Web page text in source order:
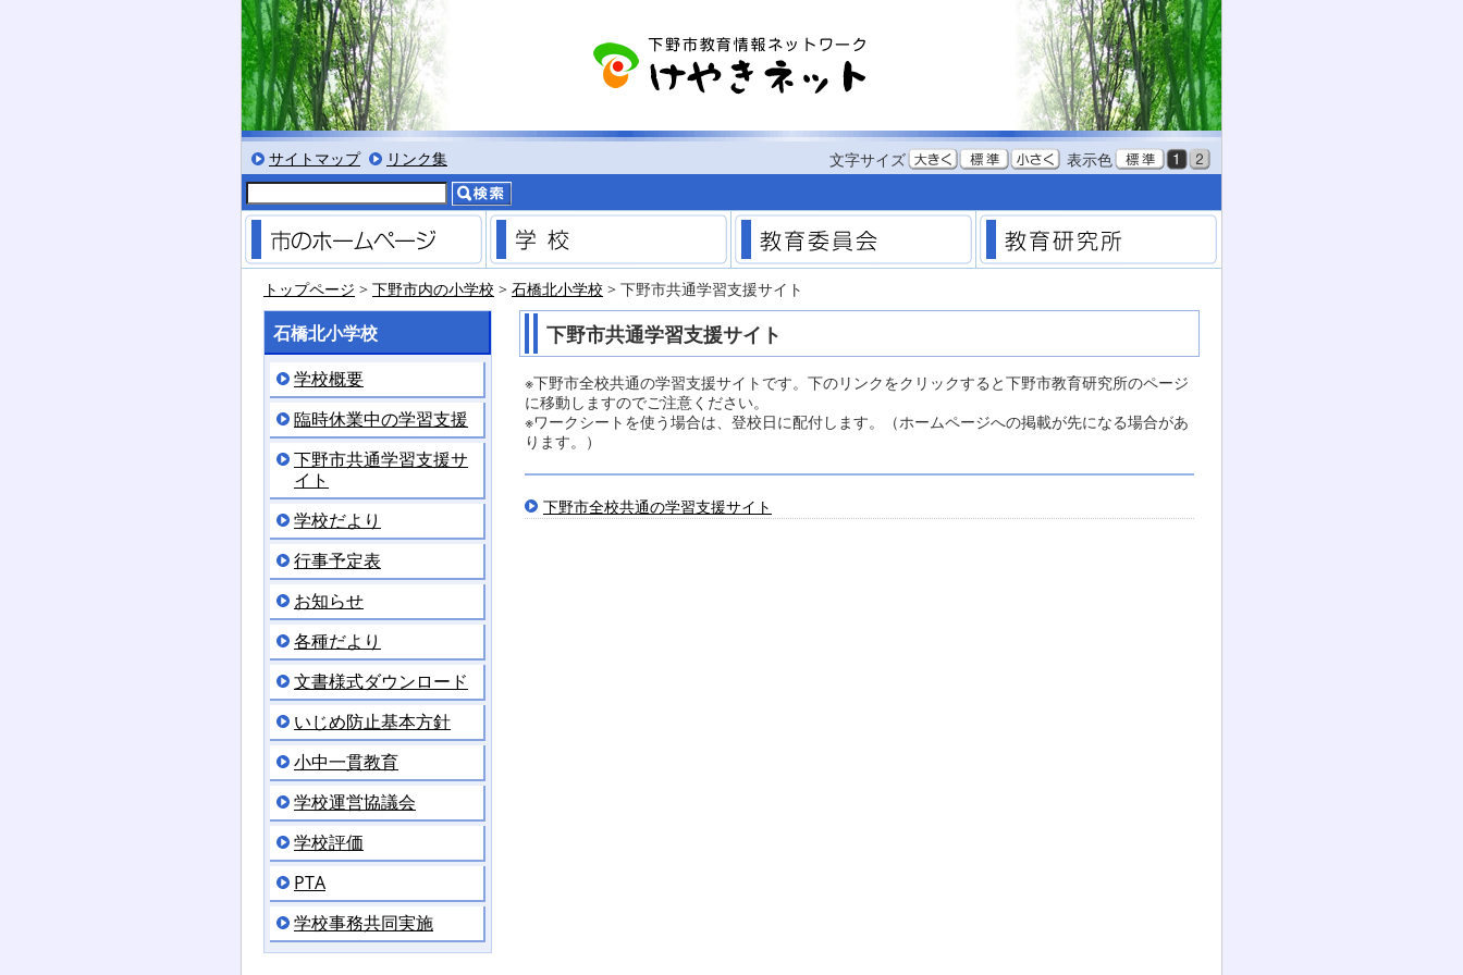
サイトマップ リンク集 文字サイズ
文字を標準サイズにする
文字を小さくする 表示色
標準色表示にする
黒背景表示にする
低コントラスト表示にする
市のホームページ 学校 教育委員会
トップページ > 下野市内の小学校 > 石橋北小学校 > 下野市共通学習支援サイト
石橋北小学校
学校概要
臨時休業中の学習支援
下野市共通学習支援サ
イト
学校だより
行事予定表
お知らせ
各種だより
文書様式ダウンロード
いじめ防止基本方針
小中一貫教育
学校運営協議会
学校評価
PTA
学校事務共同実施
下野市共通学習支援サイト
※下野市全校共通の学習支援サイトです。下のリンクをクリックすると下野市教育研究所のページ
に移動しますのでご注意ください。
※ワークシートを使う場合は、登校日に配付します。（ホームページへの掲載が先になる場合があ
ります。）
下野市全校共通の学習支援サイト